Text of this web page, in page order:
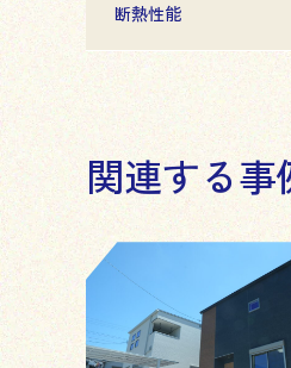
断熱性能
関連する事